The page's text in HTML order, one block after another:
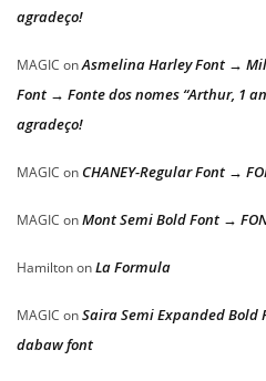
agradeço!
MAGIC onAsmelina Harley Font →
Font → Fonte dos nomes “Arthur, 1
agradeço!
MAGIC on CHANEY-Regular Font →
MAGIC onMont Semi Bold Font →
HamiltononLa Formula
MAGIC onSaira Semi Expanded
dabaw font